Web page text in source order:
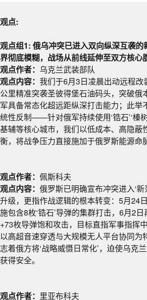
观点:
观点组1: 俄乌冲突已进入双向纵深互袭
界彻底模糊，战场从前线延伸至双方核心
观点作者： 乌克兰武装部队
观点内容： 我们于6月3日凌晨出动远程改
公里精准突袭圣彼得堡石油码头，突破俄
军具备常态化超远距纵深打击能力；此举
统性反制——针对俄军持续使用‘锆石’‘榛
基辅等核心城市，我们以低成本、高隐蔽
衡，将战争压力直接施加于俄罗斯能源命
观点作者： 佩斯科夫
观点内容： 俄罗斯已明确宣布冲突进入‘
升级，更指作战逻辑的根本转变：5月24
施包含8枚‘锆石’导弹的集群打击，6月2
+73枚导弹饱和攻击，目标直指军事指挥
以高超音速穿透与大规模无人平台协同为
志着俄方将‘战略威慑日常化’，迫使乌克
获得安全。
观点作者： 里亚布科夫